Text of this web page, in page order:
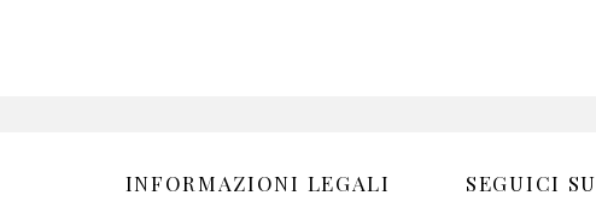
INFORMAZIONI LEGALI SEGUICI SU